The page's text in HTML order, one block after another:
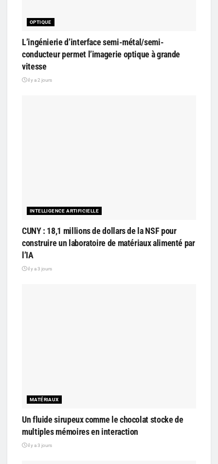
OPTIQUE
L’ingénierie d’interface semi-métal/semi-
conducteur permet l’imagerie optique à grande
vitesse
il y a 2 jours
INTELLIGENCE ARTIFICIELLE
CUNY : 18,1 millions de dollars de la NSF pour
construire un laboratoire de matériaux alimenté par
l’IA
il y a 3 jours
MATÉRIAUX
Un fluide sirupeux comme le chocolat stocke de
multiples mémoires en interaction
il y a 3 jours